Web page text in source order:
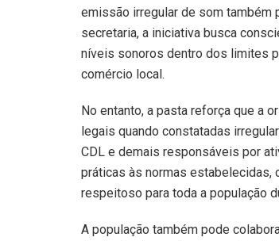
emissão irregular de som também
secretaria, a iniciativa busca
níveis sonoros dentro dos limites
comércio local.
No entanto, a pasta reforça que a
legais quando constatadas
CDL e demais responsáveis por
práticas às normas estabelecidas,
respeitoso para toda a população
A população também pode